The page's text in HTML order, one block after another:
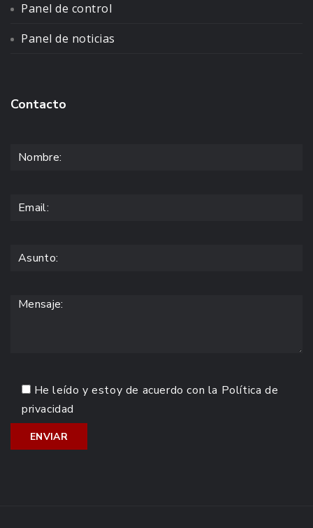
Panel de control
Panel de noticias
Contacto
He leído y estoy de acuerdo con la Política de
privacidad